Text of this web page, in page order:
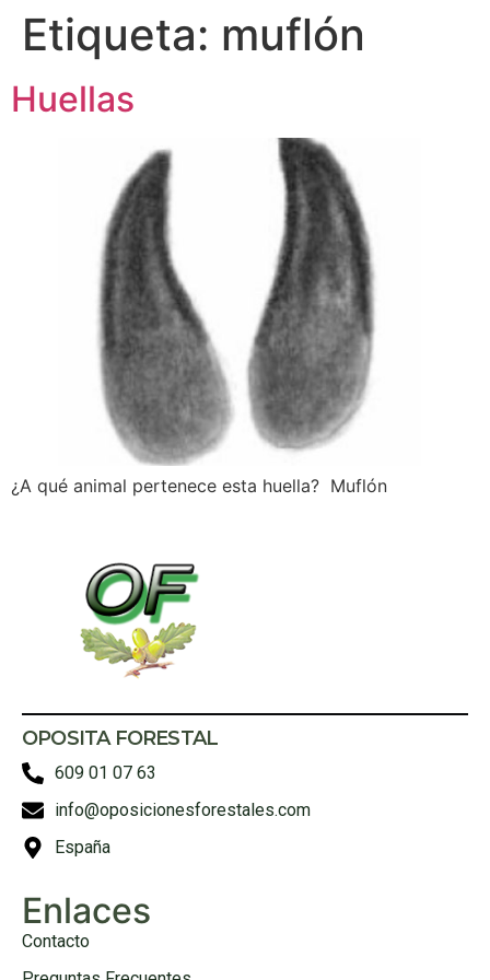
Etiqueta: muflón
Huellas
¿A qué animal pertenece esta huella? Muflón
OPOSITA FORESTAL
609 01 07 63
info@oposicionesforestales.com
España
Enlaces
Contacto